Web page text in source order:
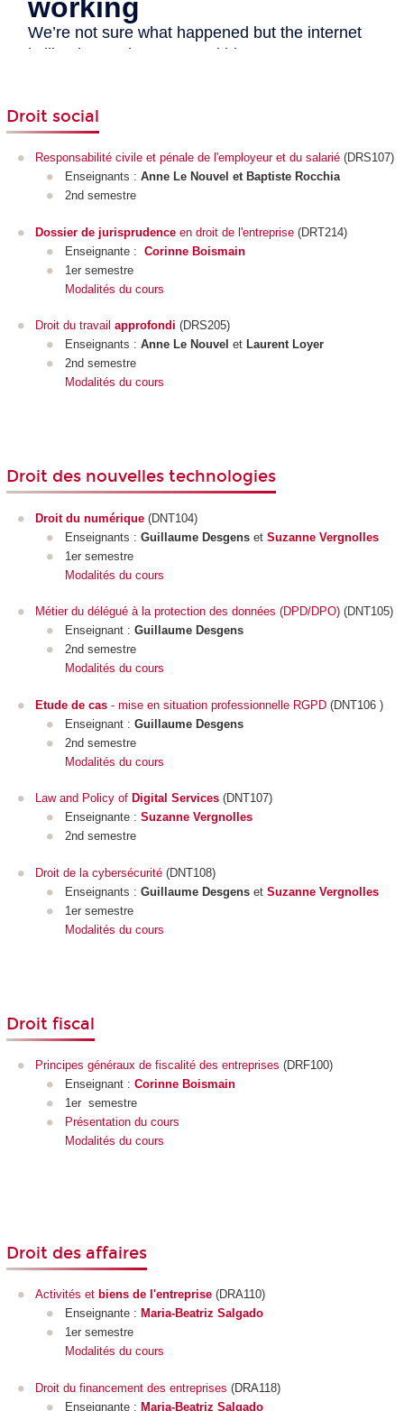
Droit social
Responsabilité civile et pénale de l'employeur et du salarié (DRS107)
Enseignants : Anne Le Nouvel et Baptiste Rocchia
2nd semestre
Dossier de jurisprudence en droit de l'entreprise (DRT214)
Enseignante : Corinne Boismain
1er semestre
Modalités du cours
Droit du travail approfondi (DRS205)
Enseignants : Anne Le Nouvel et Laurent Loyer
2nd semestre
Modalités du cours
Droit des nouvelles technologies
Droit du numérique (DNT104)
Enseignants : Guillaume Desgenset Suzanne Vergnolles
1er semestre
Modalités du cours
Métier du délégué à la protection des données (DPD/DPO) (DNT105)
Enseignant : Guillaume Desgens
2nd semestre
Modalités du cours
Etude de cas - mise en situation professionnelle RGPD (DNT106 )
Enseignant : Guillaume Desgens
2nd semestre
Modalités du cours
Law and Policy of Digital Services (DNT107)
Enseignante : Suzanne Vergnolles
2nd semestre
Droit de la cybersécurité (DNT108)
Enseignants : Guillaume Desgens et Suzanne Vergnolles
1er semestre
Modalités du cours
Droit fiscal
Principes généraux de fiscalité des entreprises (DRF100)
Enseignant : Corinne Boismain
1er semestre
Présentation du cours
Modalités du cours
Droit des affaires
Activités et biens de l'entreprise (DRA110)
Enseignante : Maria-Beatriz Salgado
1er semestre
Modalités du cours
Droit du financement des entreprises (DRA118)
Enseignante : Maria-Beatriz Salgado